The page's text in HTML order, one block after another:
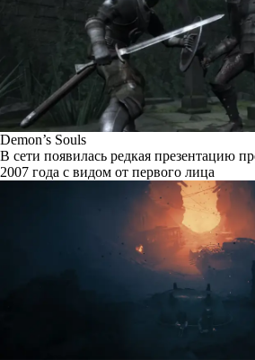
Demon’s Souls
В сети появилась редкая презентацию
2007 года с видом от первого лица